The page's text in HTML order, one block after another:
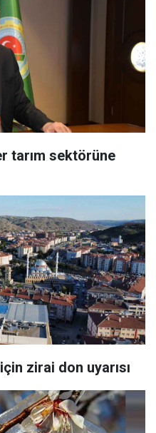
tarım sektörüne
zirai don uyarısı